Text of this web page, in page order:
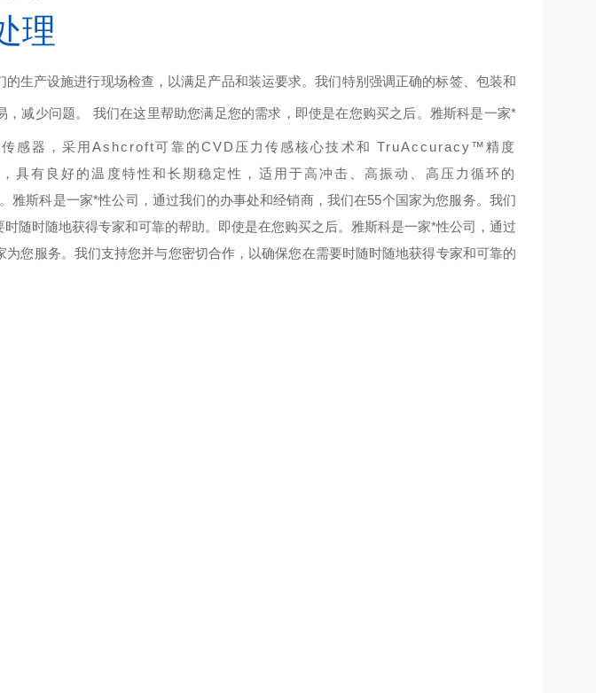
理
生产设施进行现场检查，以满足产品和装运要求。我们特别强调正确的标签、包装和
减少问题。 我们在这里帮助您满足您的需求， 即使是在您购买之后。雅斯科是一家*
感器，采用Ashcroft可靠的CVD压力传感核心技术和 TruAccuracy™精度
具有良好的温度特性和长期稳定性，适用于高冲击、高振动、高压力循环的
雅斯科是一家*性公司，通过我们的办事处和经销商，我们在55个国家为您服务。我们
随时随地获得专家和可靠的帮助。 即使是在您购买之后。雅斯科是一家*性公司，通过
您服务。我们支持您并与您密切合作，以确保您在需要时随时随地获得专家和可靠的